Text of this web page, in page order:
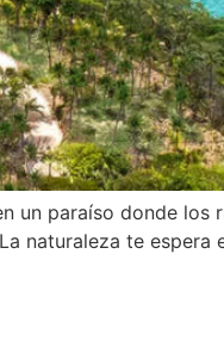
un paraíso donde los
naturaleza te espera